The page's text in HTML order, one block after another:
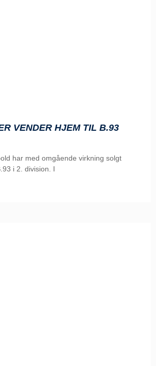
VENDER HJEM TIL B.93
har med omgående virkning solgt
i 2. division. I